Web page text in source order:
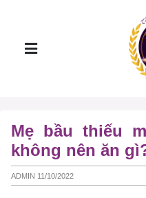
Mẹ bầu thiếu
không nên ăn
ADMIN 11/10/2022